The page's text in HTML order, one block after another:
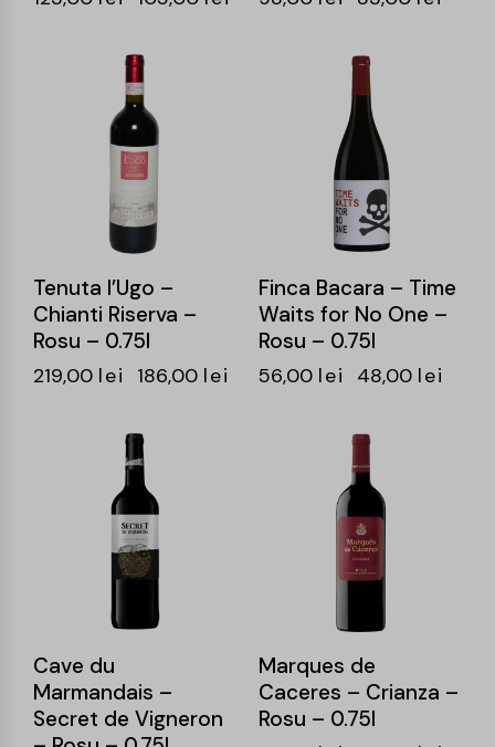
Tenuta l’Ugo –
Chianti Riserva –
Rosu – 0.75l
219,00 lei 186,00 lei
Finca Bacara – Time
Waits for No One –
Rosu – 0.75l
56,00 lei 48,00 lei
Cave du
Marmandais –
Secret de Vigneron
Marques de
Caceres – Crianza –
Rosu – 0.75l